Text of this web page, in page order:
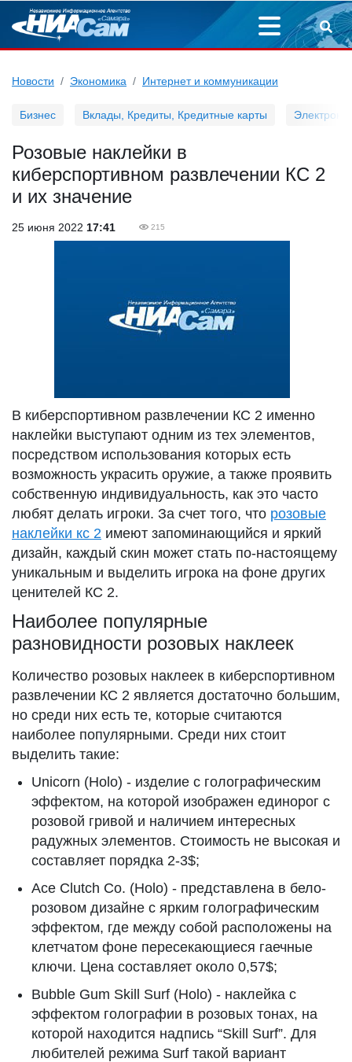
Новости Экономика Интернет и коммуникации
Бизнес Вклады, Кредиты, Кредитные карты
Розовые наклейки в
киберспортивном развлечении КС 2
и их значение
25 июня 2022 17:41 215
В киберспортивном развлечении КС 2 именно
наклейки выступают одним из тех элементов,
посредством использования которых есть
возможность украсить оружие, а также проявить
собственную индивидуальность, как это часто
любят делать игроки. За счет того, что розовые
наклейки кс 2 имеют запоминающийся и яркий
дизайн, каждый скин может стать по-настоящему
уникальным и выделить игрока на фоне других
ценителей КС 2.
Наиболее популярные
разновидности розовых наклеек
Количество розовых наклеек в киберспортивном
развлечении КС 2 является достаточно большим,
но среди них есть те, которые считаются
наиболее популярными. Среди них стоит
выделить такие:
Unicorn (Holo) - изделие с голографическим
эффектом, на которой изображен единорог с
розовой гривой и наличием интересных
радужных элементов. Стоимость не высокая и
составляет порядка 2-3$;
Ace Clutch Co. (Holo) - представлена в бело-
розовом дизайне с ярким голографическим
эффектом, где между собой расположены на
клетчатом фоне пересекающиеся гаечные
ключи. Цена составляет около 0,57$;
Bubble Gum Skill Surf (Holo) - наклейка с
эффектом голографии в розовых тонах, на
которой находится надпись “Skill Surf”. Для
любителей режима Surf такой вариант